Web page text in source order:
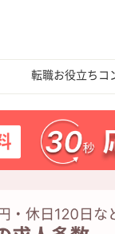
転職お役立ちコ